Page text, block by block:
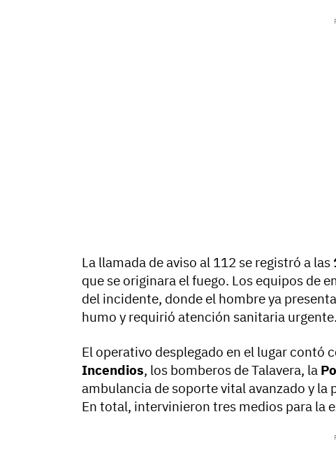
La llamada de aviso al 112 se registró a las
que se originara el fuego. Los equipos de
del incidente, donde el hombre ya
humo y requirió atención sanitaria urgente.
El operativo desplegado en el lugar contó
Incendios, los bomberos de Talavera, la
ambulancia de soporte vital avanzado y
En total, intervinieron tres medios para la